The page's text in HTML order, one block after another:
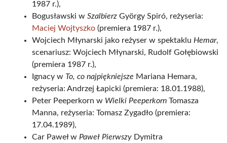
1987 r.),
Bogusławski w Szalbierz György Spiró, reżyseria:
Maciej Wojtyszko (premiera 1987 r.),
Wojciech Młynarski jako reżyser w spektaklu Hemar,
scenariusz: Wojciech Młynarski, Rudolf Gołębiowski
(premiera 1987 r.),
Ignacy w To, co najpiękniejsze Mariana Hemara,
reżyseria: Andrzej Łapicki (premiera: 18.01.1988),
Peter Peeperkorn w Wielki Peeperkorn Tomasza
Manna, reżyseria: Tomasz Zygadło (premiera:
17.04.1989),
Car Paweł w Paweł Pierwszy Dymitra